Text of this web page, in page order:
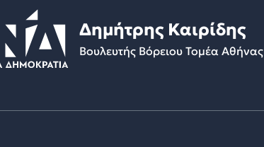
Δημήτρης Καιρίδης
Βουλευτής Βόρειου Τομέα Αθήνας